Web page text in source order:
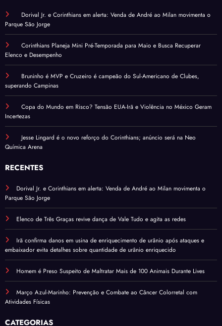
Dorival Jr. e Corinthians em alerta: Venda de André ao Milan movimenta o
Parque São Jorge
Corinthians Planeja Mini Pré-Temporada para Maio e Busca Recuperar
Elenco e Desempenho
Bruninho é MVP e Cruzeiro é campeão do Sul-Americano de Clubes,
superando Campinas
Copa do Mundo em Risco? Tensão EUA-Irã e Violência no México Geram
Incertezas
Jesse Lingard é o novo reforço do Corinthians; anúncio será na Neo
Química Arena
RECENTES
Dorival Jr. e Corinthians em alerta: Venda de André ao Milan movimenta o
Parque São Jorge
Elenco de Três Graças revive dança de Vale Tudo e agita as redes
Irã confirma danos em usina de enriquecimento de urânio após ataques e
embaixador evita detalhes sobre quantidade de urânio enriquecido
Homem é Preso Suspeito de Maltratar Mais de 100 Animais Durante Lives
Março Azul-Marinho: Prevenção e Combate ao Câncer Colorretal com
Atividades Físicas
CATEGORIAS